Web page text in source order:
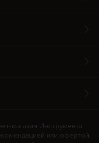
магазин Инструмента
или офертой